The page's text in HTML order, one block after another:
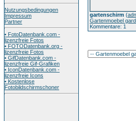
Nutzungsbedingungen
Impressum
Partner
• FotoDatenbank.com -
lizenzfreie Fotos
• FOTODatenbank.org -
lizenzfreie Fotos
• GifDatenbank.com -
lizenzfreie Gif-Grafiken
• IconDatenbank.com -
lizenzfreie Icons
• Kostenlose
Fotobildschirmschoner
gartenschirm (
Gartenmoebel
Kommentare: 1